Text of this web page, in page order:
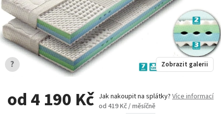
od 4 190 Kč Jak nakoupit na splátky? Více informací
od 419 Kč / měsíčně
Zobrazit galerii
?